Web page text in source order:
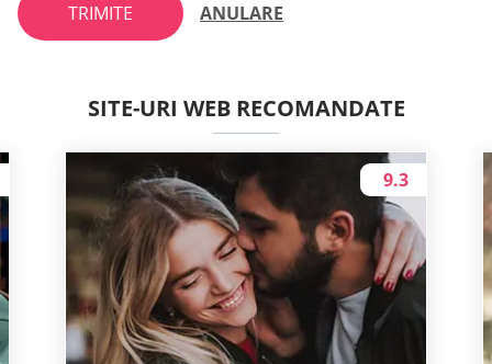
TRIMITE ANULARE
SITE-URI WEB RECOMANDATE
9.3